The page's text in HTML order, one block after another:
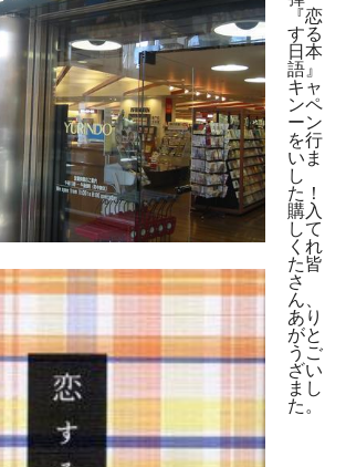
『恋
する
日本
語』
キャ
ンペ
ーン
を行
いま
し
た！
購入
して
くれ
た皆
さ
ん、
あり
がと
うご
ざい
まし
た。